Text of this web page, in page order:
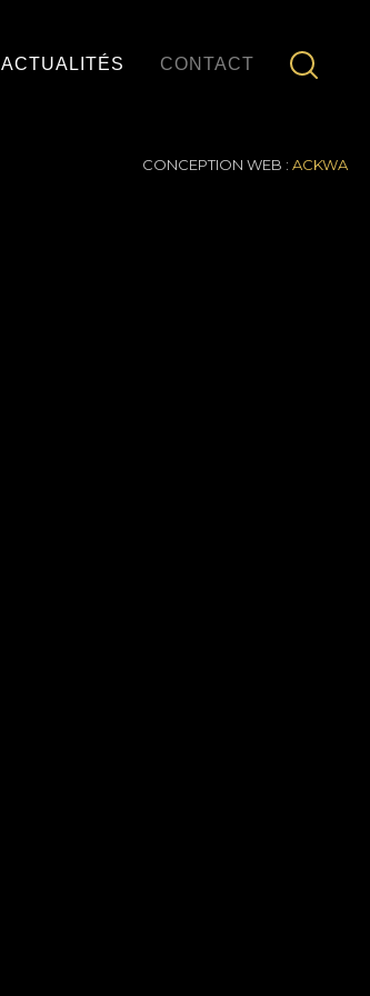
ACTUALITÉS CONTACT
CONCEPTION WEB : ACKWA